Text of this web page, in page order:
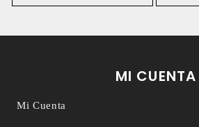
MI CUENTA
Mi Cuenta